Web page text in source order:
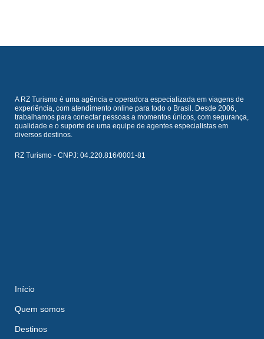
A RZ Turismo é uma agência e operadora especializada em viagens de
experiência, com atendimento online para todo o Brasil. Desde 2006,
trabalhamos para conectar pessoas a momentos únicos, com segurança,
qualidade e o suporte de uma equipe de agentes especialistas em
diversos destinos.
RZ Turismo - CNPJ: 04.220.816/0001-81
Início
Quem somos
Destinos